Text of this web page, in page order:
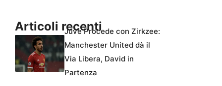
Articoli recentiJuve Procede con Zirkzee:
Manchester United dà il
Via Libera, David in
Partenza